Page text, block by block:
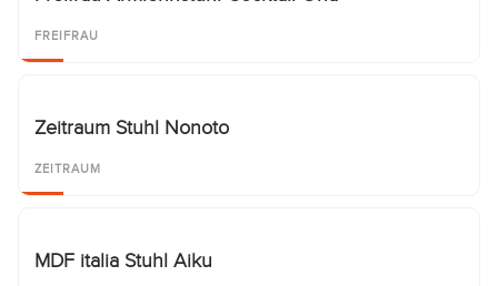
FREIFRAU
Zeitraum Stuhl Nonoto
ZEITRAUM
MDF italia Stuhl Aiku